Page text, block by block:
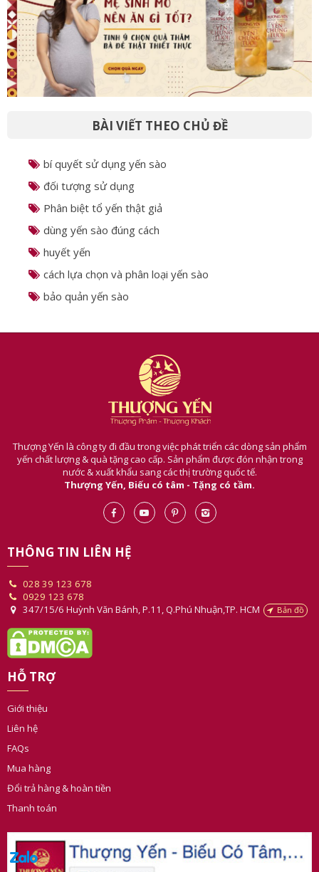
BÀI VIẾT THEO CHỦ ĐỀ
bí quyết sử dụng yến sào
đối tượng sử dụng
Phân biệt tổ yến thật giả
dùng yến sào đúng cách
huyết yến
cách lựa chọn và phân loại yến sào
bảo quản yến sào
Thượng Yến là công ty đi đầu trong việc phát triển các dòng sản phẩm
yến chất lượng & quà tặng cao cấp. Sản phẩm được đón nhận trong
nước & xuất khẩu sang các thị trường quốc tế.
Thượng Yến, Biếu có tâm - Tặng có tầm.
THÔNG TIN LIÊN HỆ
028 39 123 678
0929 123 678
347/15/6 Huỳnh Văn Bánh, P.11, Q.Phú Nhuận,TP. HCM
Bản đồ
HỖ TRỢ
Giới thiệu
Liên hệ
FAQs
Mua hàng
Đổi trả hàng & hoàn tiền
Thanh toán